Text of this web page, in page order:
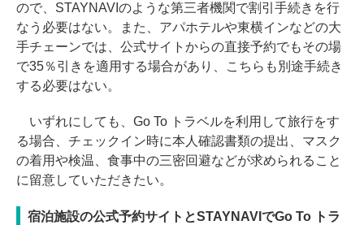
ので、STAYNAVIのような第三者機関で割引手続きを行
なう必要はない。また、アパホテルや東横インなどの大
手チェーンでは、公式サイトからの直接予約でもその場
で35％引きを適用する場合があり、こちらも別途手続き
する必要はない。
いずれにしても、Go To トラベルを利用して旅行をす
る場合、チェックイン時に本人確認書類の提出、マスク
の着用や検温、食事中の三密回避などが求められること
に留意していただきたい。
宿泊施設の公式予約サイトとSTAYNAVIでGo To トラ